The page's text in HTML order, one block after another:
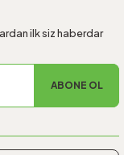
ilk siz haberdar
ABONE OL